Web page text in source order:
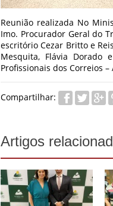
Reunião realizada No
Imo. Procurador Geral do
escritório Cezar Britto e
Mesquita, Flávia Dorado
Profissionais dos Correios
Compartilhar:
Artigos